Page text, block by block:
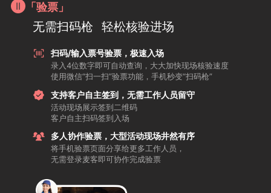
「验票」
无需扫码枪 轻松核验进场
扫码/输入票号验票，极速入场
录入4位数字即可自动查询，大大加快现场核验速度
使用微信“扫一扫”验票功能，手机秒变“扫码枪”
支持客户自主签到，无需工作人员留守
活动现场展示签到二维码
客户自主扫码签到入场
多人协作验票，大型活动现场井然有序
将手机验票页面分享给更多工作人员，
无需登录麦客即可协作完成验票